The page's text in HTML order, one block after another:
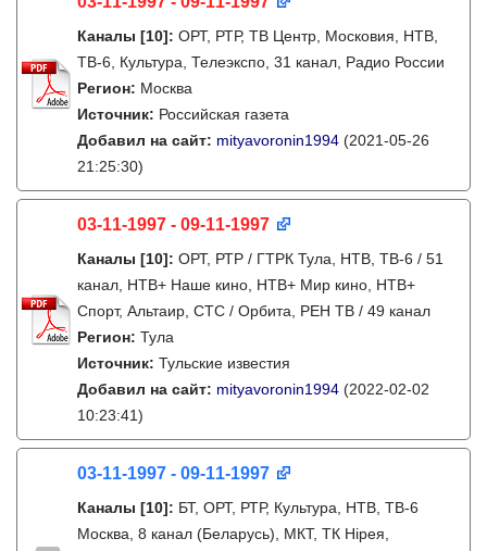
Каналы [10]: ОРТ, РТР, ТВ Центр, Московия, НТВ,
ТВ-6, Культура, Телеэкспо, 31 канал, Радио России
Регион: Москва
Источник: Российская газета
Добавил на сайт: mityavoronin1994 (2021-05-26
21:25:30)
03-11-1997 - 09-11-1997
Каналы [10]: ОРТ, РТР / ГТРК Тула, НТВ, ТВ-6 / 51
канал, НТВ+ Наше кино, НТВ+ Мир кино, НТВ+
Спорт, Альтаир, СТС / Орбита, РЕН ТВ / 49 канал
Регион: Тула
Источник: Тульские известия
Добавил на сайт: mityavoronin1994 (2022-02-02
10:23:41)
03-11-1997 - 09-11-1997
Каналы [10]: БТ, ОРТ, РТР, Культура, НТВ, ТВ-6
Москва, 8 канал (Беларусь), МКТ, ТК Нірея,